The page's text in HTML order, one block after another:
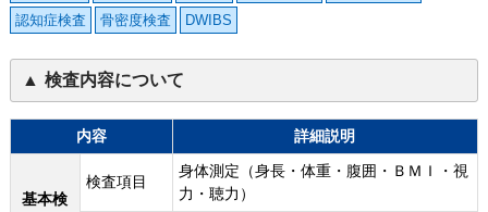
認知症検査
骨密度検査 DWIBS
検査内容について
内容 詳細説明
基本検
検査項目
身体測定（身長・体重・腹囲・ＢＭＩ・視
力・聴力）